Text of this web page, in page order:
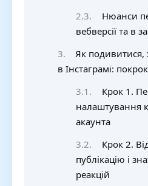
Нюанси
вебверсії та в
Як подивитися,
в Інстаграмі:
Крок 1.
налаштування
акаунта
Крок 2.
публікацію і
реакцій